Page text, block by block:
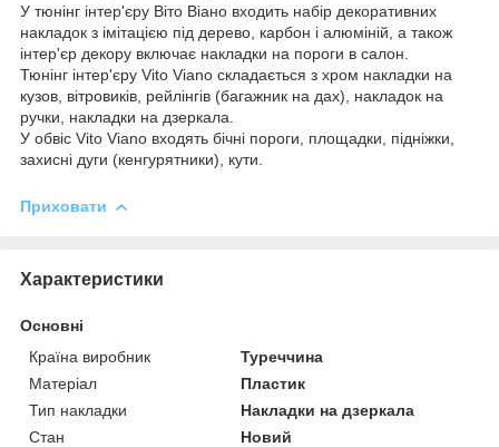
У тюнінг інтер'єру Віто Віано входить набір декоративних
накладок з імітацією під дерево, карбон і алюміній, а також
інтер'єр декору включає накладки на пороги в салон.
Тюнінг інтер'єру Vito Viano складається з хром накладки на
кузов, вітровиків, рейлінгів (багажник на дах), накладок на
ручки, накладки на дзеркала.
У обвіс Vito Viano входять бічні пороги, площадки, підніжки,
захисні дуги (кенгурятники), кути.
Приховати
Характеристики
Основні
Країна виробник
Туреччина
Матеріал
Пластик
Тип накладки
Накладки на дзеркала
Стан
Новий